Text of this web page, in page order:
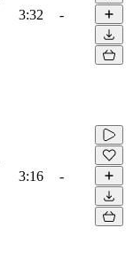
3:32 -
3:16 -